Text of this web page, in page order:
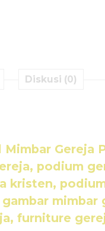
Diskusi (0)
podium
kristen,
furniture